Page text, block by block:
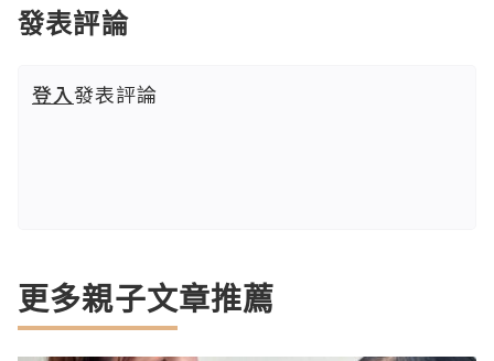
發表評論
登入發表評論
更多親子文章推薦